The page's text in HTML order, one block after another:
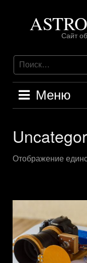
содержимому
Сайт
Меню
Отображение